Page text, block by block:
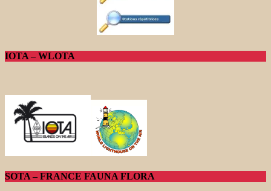
IOTA – WLOTA
SOTA – FRANCE FAUNA FLORA